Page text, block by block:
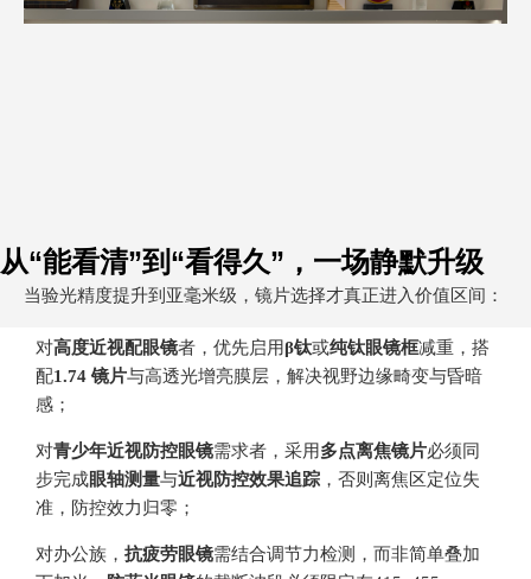
从“能看清”到“看得久”，一场静默升级
当验光精度提升到亚毫米级，镜片选择才真正进入价值区间：
对高度近视配眼镜者，优先启用β钛或纯钛眼镜框减重，搭
配1.74 镜片与高透光增亮膜层，解决视野边缘畸变与昏暗
感；
对青少年近视防控眼镜需求者，采用多点离焦镜片必须同
步完成眼轴测量与近视防控效果追踪 ，否则离焦区定位失
准，防控效力归零；
对办公族， 抗疲劳眼镜需结合调节力检测，而非简单叠加